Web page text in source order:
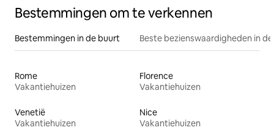
Bestemmingen om te verkennen
Bestemmingen in de buurt Beste bezienswaardigheden in
Rome
Vakantiehuizen
Florence
Vakantiehuizen
Venetië
Vakantiehuizen
Nice
Vakantiehuizen